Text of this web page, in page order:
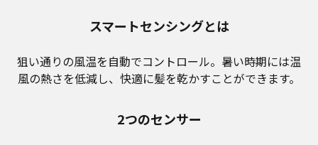
スマートセンシングとは
狙い通りの風温を自動でコントロール。暑い時期には温
風の熱さを低減し、快適に髪を乾かすことができます。
2つのセンサー